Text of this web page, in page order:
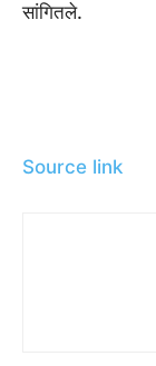
सांगितले.
Source link